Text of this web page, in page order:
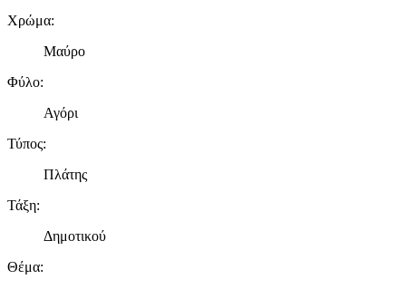
Χρώμα:
Μαύρο
Φύλο:
Αγόρι
Τύπος:
Πλάτης
Τάξη:
Δημοτικού
Θέμα: